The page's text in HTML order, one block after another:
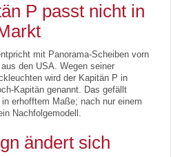
P passt nicht in
mit Panorama-Scheiben vorn
den USA. Wegen seiner
wird der Kapitän P in
Kapitän genannt. Das gefällt
erhofftem Maße; nach nur einem
Nachfolgemodell.
ändert sich